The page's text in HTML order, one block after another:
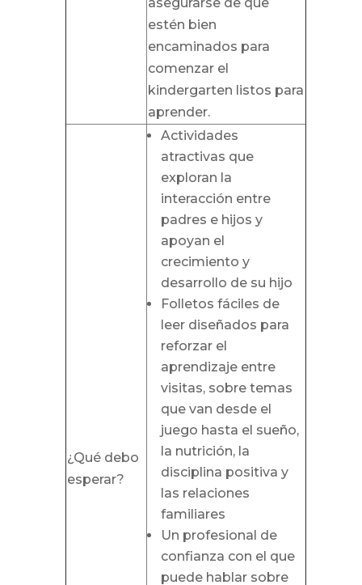
estén bien
encaminados para
comenzar el
kindergarten listos para
aprender.
¿Qué debo
esperar?
Actividades
atractivas que
exploran la
interacción entre
padres e hijos y
apoyan el
crecimiento y
desarrollo de su hijo
Folletos fáciles de
leer diseñados para
reforzar el
aprendizaje entre
visitas, sobre temas
que van desde el
juego hasta el sueño,
la nutrición, la
disciplina positiva y
las relaciones
familiares
Un profesional de
confianza con el que
puede hablar sobre